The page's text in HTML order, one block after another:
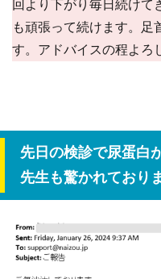
回より下がり毎日続けて
も頑張って続けます。足
す。アドバイスの程よろ
先日の検診で尿蛋白
先生も驚かれており